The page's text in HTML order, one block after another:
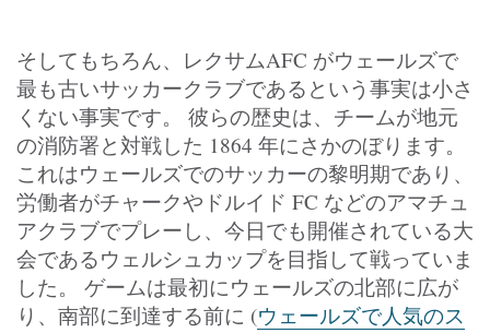
そしてもちろん、レクサムAFC がウェールズで
最も古いサッカークラブであるという事実は小さ
くない事実です。 彼らの歴史は、チームが地元
の消防署と対戦した 1864 年にさかのぼります。
これはウェールズでのサッカーの黎明期であり、
労働者がチャークやドルイド FC などのアマチュ
アクラブでプレーし、今日でも開催されている大
会であるウェルシュカップを目指して戦っていま
した。 ゲームは最初にウェールズの北部に広が
り、南部に到達する前に (ウェールズで人気のス